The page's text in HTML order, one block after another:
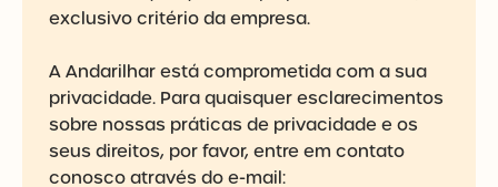
exclusivo critério da empresa.
A Andarilhar está comprometida com a sua
privacidade. Para quaisquer esclarecimentos
sobre nossas práticas de privacidade e os
seus direitos, por favor, entre em contato
conosco através do e-mail: